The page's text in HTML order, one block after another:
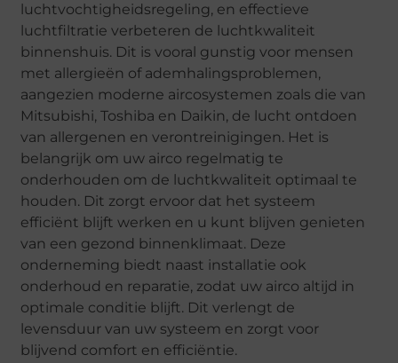
luchtvochtigheidsregeling, en effectieve
luchtfiltratie verbeteren de luchtkwaliteit
binnenshuis. Dit is vooral gunstig voor mensen
met allergieën of ademhalingsproblemen,
aangezien moderne aircosystemen zoals die van
Mitsubishi, Toshiba en Daikin, de lucht ontdoen
van allergenen en verontreinigingen. Het is
belangrijk om uw airco regelmatig te
onderhouden om de luchtkwaliteit optimaal te
houden. Dit zorgt ervoor dat het systeem
efficiënt blijft werken en u kunt blijven genieten
van een gezond binnenklimaat. Deze
onderneming biedt naast installatie ook
onderhoud en reparatie, zodat uw airco altijd in
optimale conditie blijft. Dit verlengt de
levensduur van uw systeem en zorgt voor
blijvend comfort en efficiëntie.